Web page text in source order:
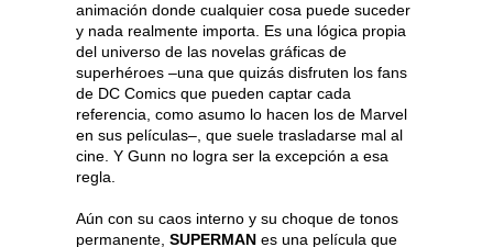
animación donde cualquier cosa puede suceder
y nada realmente importa. Es una lógica propia
del universo de las novelas gráficas de
superhéroes –una que quizás disfruten los fans
de DC Comics que pueden captar cada
referencia, como asumo lo hacen los de Marvel
en sus películas–, que suele trasladarse mal al
cine. Y Gunn no logra ser la excepción a esa
regla.
Aún con su caos interno y su choque de tonos
permanente, SUPERMAN es una película que